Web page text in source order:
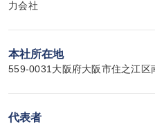
力会社
本社所在地
559-0031大阪府大阪市住之江区
代表者